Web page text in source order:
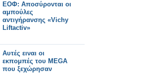
ΕΟΦ: Αποσύρονται οι
αμπούλες
αντιγήρανσης «Vichy
Liftactiv»
Αυτές ειναι οι
εκπομπές του MEGA
που ξεχώρησαν